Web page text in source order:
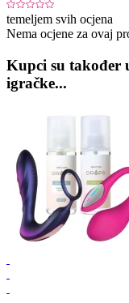
temeljem svih ocjena
Nema ocjene za ovaj
Kupci su također
igračke...